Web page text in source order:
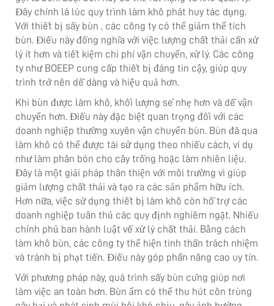
Đây chính là lúc quy trình làm khô phát huy tác dụng.
Với thiết bị sấy bùn , các công ty có thể giảm thể tích
bùn. Điều này đồng nghĩa với việc lượng chất thải cần xử
lý ít hơn và tiết kiệm chi phí vận chuyển, xử lý. Các công
ty như BOEEP cung cấp thiết bị đáng tin cậy, giúp quy
trình trở nên dễ dàng và hiệu quả hơn.
Khi bùn được làm khô, khối lượng sẽ nhẹ hơn và dễ vận
chuyển hơn. Điều này đặc biệt quan trọng đối với các
doanh nghiệp thường xuyên vận chuyển bùn. Bùn đã qua
làm khô có thể được tái sử dụng theo nhiều cách, ví dụ
như làm phân bón cho cây trồng hoặc làm nhiên liệu.
Đây là một giải pháp thân thiện với môi trường vì giúp
giảm lượng chất thải và tạo ra các sản phẩm hữu ích.
Hơn nữa, việc sử dụng thiết bị làm khô còn hỗ trợ các
doanh nghiệp tuân thủ các quy định nghiêm ngặt. Nhiều
chính phủ ban hành luật về xử lý chất thải. Bằng cách
làm khô bùn, các công ty thể hiện tinh thần trách nhiệm
và tránh bị phạt tiền. Điều này góp phần nâng cao uy tín.
Với phương pháp này, quá trình sấy bùn cũng giúp nơi
làm việc an toàn hơn. Bùn ẩm có thể thu hút côn trùng